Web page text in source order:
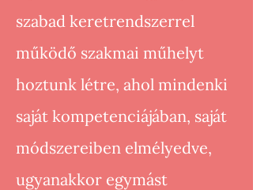
szabad keretrendszerrel
működő szakmai műhelyt
hoztunk létre, ahol mindenki
saját kompetenciájában, saját
módszereiben elmélyedve,
ugyanakkor egymást